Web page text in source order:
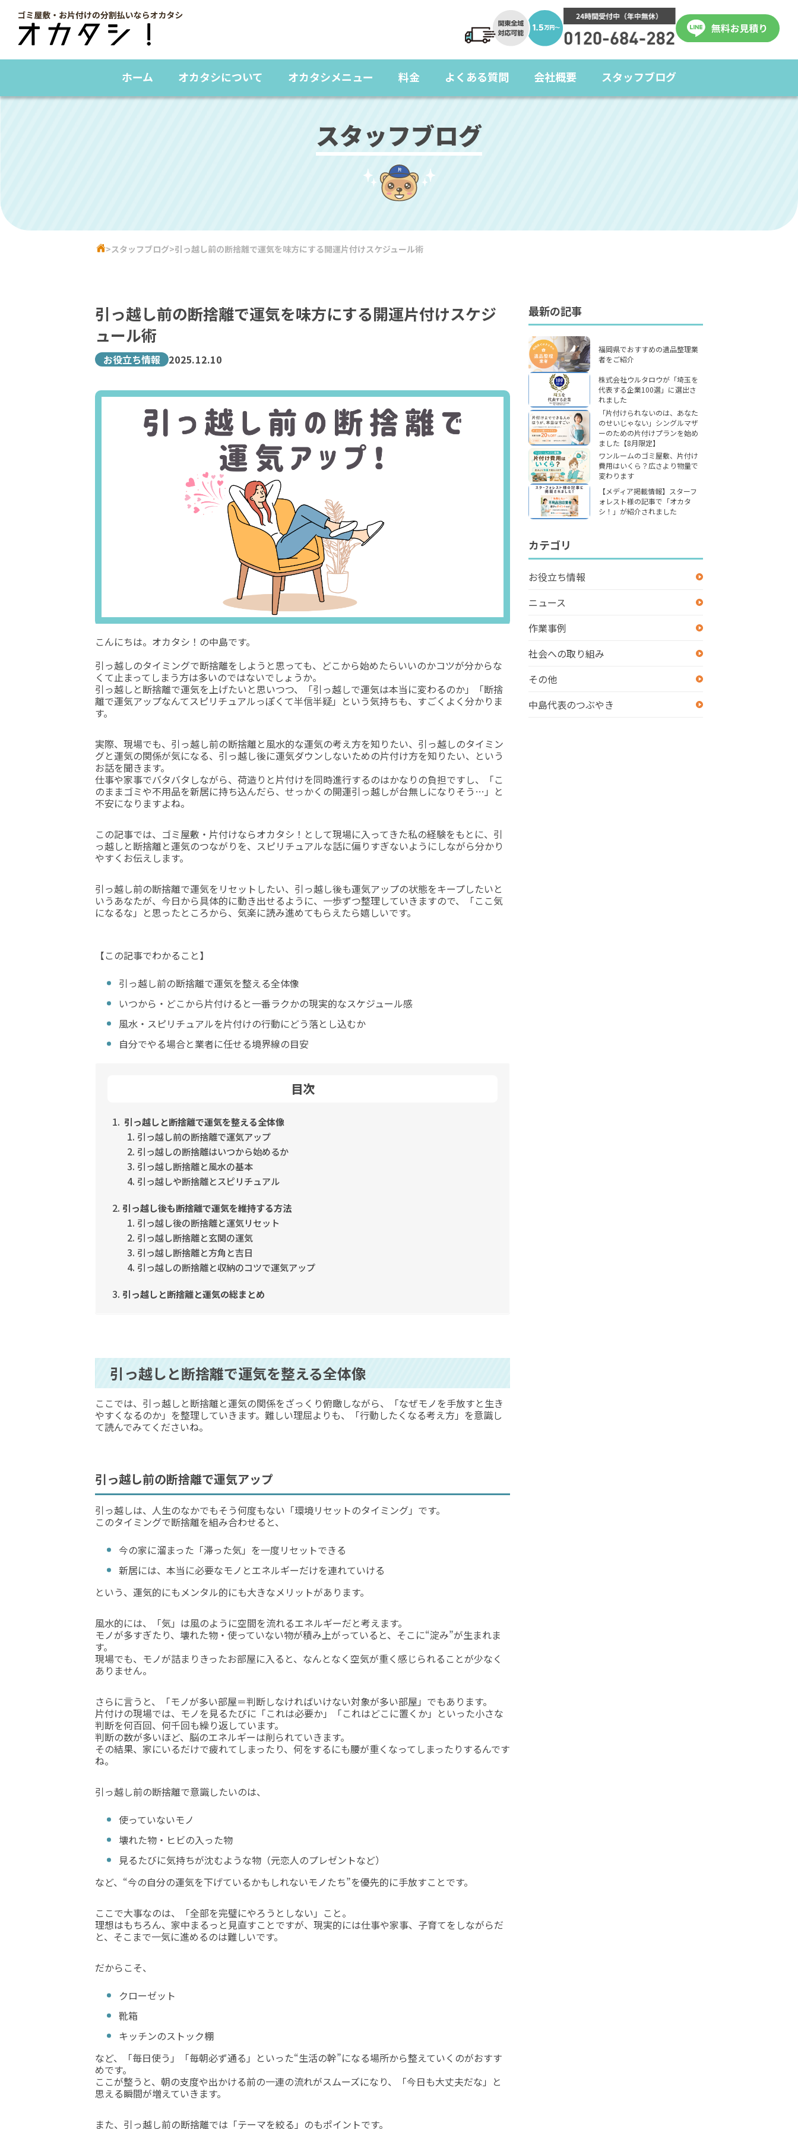
ホーム オカタシについて オカタシメニュー 料金 よくある質問 会社概要 スタッフブログ
スタッフブログ
スタッフブログ 引っ越し前の断捨離で運気を味方にする開運片付けスケジュール術
引っ越し前の断捨離で運気を味方にする開運片付けスケジ
ュール術
お役立ち情報 2025.12.10
こんにちは。オカタシ！の中島です。
引っ越しのタイミングで断捨離をしようと思っても、どこから始めたらいいのかコツが分からな
くて止まってしまう方は多いのではないでしょうか。
引っ越しと断捨離で運気を上げたいと思いつつ、「引っ越しで運気は本当に変わるのか」「断捨
離で運気アップなんてスピリチュアルっぽくて半信半疑」という気持ちも、すごくよく分かりま
す。
実際、現場でも、引っ越し前の断捨離と風水的な運気の考え方を知りたい、引っ越しのタイミン
グと運気の関係が気になる、引っ越し後に運気ダウンしないための片付け方を知りたい、という
お話を聞きます。
仕事や家事でバタバタしながら、荷造りと片付けを同時進行するのはかなりの負担ですし、「こ
のままゴミや不用品を新居に持ち込んだら、せっかくの開運引っ越しが台無しになりそう…」と
不安になりますよね。
この記事では、ゴミ屋敷・片付けならオカタシ！として現場に入ってきた私の経験をもとに、引
っ越しと断捨離と運気のつながりを、スピリチュアルな話に偏りすぎないようにしながら分かり
やすくお伝えします。
引っ越し前の断捨離で運気をリセットしたい、引っ越し後も運気アップの状態をキープしたいと
いうあなたが、今日から具体的に動き出せるように、一歩ずつ整理していきますので、「ここ気
になるな」と思ったところから、気楽に読み進めてもらえたら嬉しいです。
【この記事でわかること】
引っ越し前の断捨離で運気を整える全体像
いつから・どこから片付けると一番ラクかの現実的なスケジュール感
風水・スピリチュアルを片付けの行動にどう落とし込むか
自分でやる場合と業者に任せる境界線の目安
目次
引っ越しと断捨離で運気を整える全体像
引っ越し前の断捨離で運気アップ
引っ越しの断捨離はいつから始めるか
引っ越し断捨離と風水の基本
引っ越しや断捨離とスピリチュアル
引っ越し後も断捨離で運気を維持する方法
引っ越し後の断捨離と運気リセット
引っ越し断捨離と玄関の運気
引っ越し断捨離と方角と吉日
引っ越しの断捨離と収納のコツで運気アップ
引っ越しと断捨離と運気の総まとめ
引っ越しと断捨離で運気を整える全体像
ここでは、引っ越しと断捨離と運気の関係をざっくり俯瞰しながら、「なぜモノを手放すと生き
やすくなるのか」を整理していきます。難しい理屈よりも、「行動したくなる考え方」を意識し
て読んでみてくださいね。
引っ越し前の断捨離で運気アップ
引っ越しは、人生のなかでもそう何度もない「環境リセットのタイミング」です。
このタイミングで断捨離を組み合わせると、
今の家に溜まった「滞った気」を一度リセットできる
新居には、本当に必要なモノとエネルギーだけを連れていける
という、運気的にもメンタル的にも大きなメリットがあります。
風水的には、「気」は風のように空間を流れるエネルギーだと考えます。
モノが多すぎたり、壊れた物・使っていない物が積み上がっていると、そこに“淀み”が生まれま
す。
現場でも、モノが詰まりきったお部屋に入ると、なんとなく空気が重く感じられることが少なく
ありません。
さらに言うと、「モノが多い部屋＝判断しなければいけない対象が多い部屋」でもあります。
片付けの現場では、モノを見るたびに「これは必要か」「これはどこに置くか」といった小さな
判断を何百回、何千回も繰り返しています。
判断の数が多いほど、脳のエネルギーは削られていきます。
その結果、家にいるだけで疲れてしまったり、何をするにも腰が重くなってしまったりするんです
ね。
引っ越し前の断捨離で意識したいのは、
使っていないモノ
壊れた物・ヒビの入った物
見るたびに気持ちが沈むような物（元恋人のプレゼントなど）
など、“今の自分の運気を下げているかもしれないモノたち”を優先的に手放すことです。
ここで大事なのは、「全部を完璧にやろうとしない」こと。
理想はもちろん、家中まるっと見直すことですが、現実的には仕事や家事、子育てをしながらだ
と、そこまで一気に進めるのは難しいです。
だからこそ、
クローゼット
靴箱
キッチンのストック棚
など、「毎日使う」「毎朝必ず通る」といった“生活の幹”になる場所から整えていくのがおすす
めです。
ここが整うと、朝の支度や出かける前の一連の流れがスムーズになり、「今日も大丈夫だな」と
思える瞬間が増えていきます。
また、引っ越し前の断捨離では「テーマを絞る」のもポイントです。
最新の記事
福岡県でおすすめの遺品整理業
者をご紹介
株式会社ウルタロウが「埼玉を
代表する企業100選」に選出さ
れました
「片付けられないのは、あなた
のせいじゃない」シングルマザ
ーのための片付けプランを始め
ました【8月限定】
ワンルームのゴミ屋敷、片付け
費用はいくら？広さより物量で
変わります
【メディア掲載情報】スターフ
ォレスト様の記事で「オカタ
シ！」が紹介されました
カテゴリ
お役立ち情報
ニュース
作業事例
社会への取り組み
その他
中島代表のつぶやき